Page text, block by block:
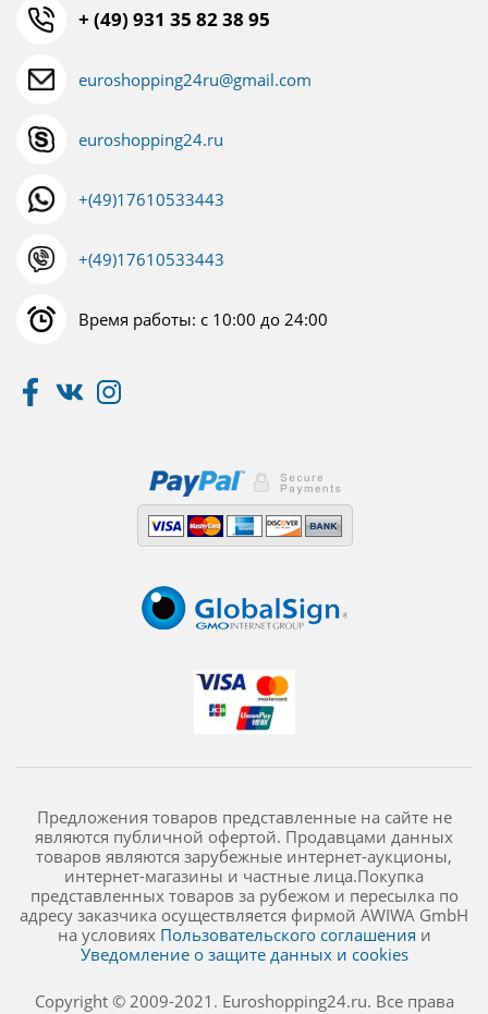
+ (49) 931 35 82 38 95
euroshopping24ru@gmail.com
euroshopping24.ru
+(49)17610533443
+(49)17610533443
Время работы: с 10:00 до 24:00
Предложения товаров представленные на сайте не
являются публичной офертой. Продавцами данных
товаров являются зарубежные интернет-аукционы,
интернет-магазины и частные лица.Покупка
представленных товаров за рубежом и пересылка по
адресу заказчика осуществляется фирмой AWIWA GmbH
на условиях Пользовательского соглашения и
Уведомление о защите данных и cookies
Copyright © 2009-2021. Euroshopping24.ru. Все права